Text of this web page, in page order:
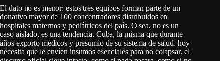
El dato no es menor: estos tres equipos forman parte de un
donativo mayor de 100 concentradores distribuidos en
hospitales maternos y pediátricos del país. O sea, no es un
caso aislado, es una tendencia. Cuba, la misma que durante
años exportó médicos y presumió de su sistema de salud, hoy
necesita que le envíen insumos esenciales para no colapsar. el